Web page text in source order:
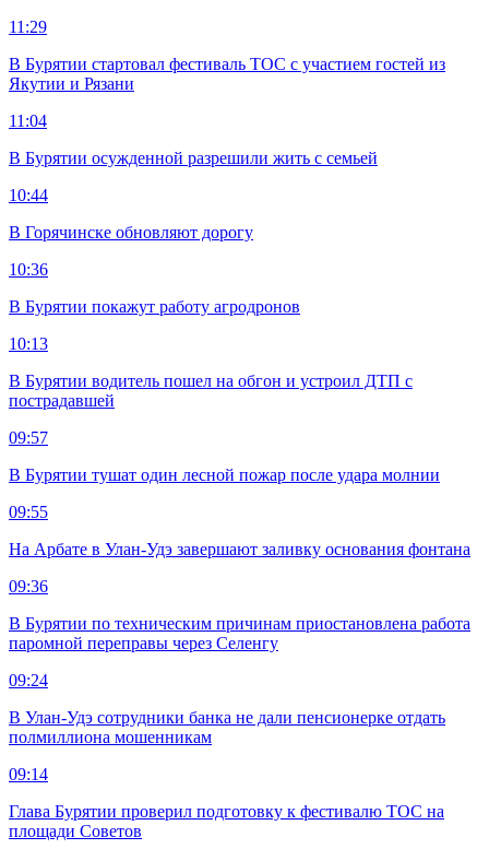
11:29
В Бурятии стартовал фестиваль ТОС с участием гостей из
Якутии и Рязани
11:04
В Бурятии осужденной разрешили жить с семьей
10:44
В Горячинске обновляют дорогу
10:36
В Бурятии покажут работу агродронов
10:13
В Бурятии водитель пошел на обгон и устроил ДТП с
пострадавшей
09:57
В Бурятии тушат один лесной пожар после удара молнии
09:55
На Арбате в Улан-Удэ завершают заливку основания фонтана
09:36
В Бурятии по техническим причинам приостановлена работа
паромной переправы через Селенгу
09:24
В Улан-Удэ сотрудники банка не дали пенсионерке отдать
полмиллиона мошенникам
09:14
Глава Бурятии проверил подготовку к фестивалю ТОС на
площади Советов